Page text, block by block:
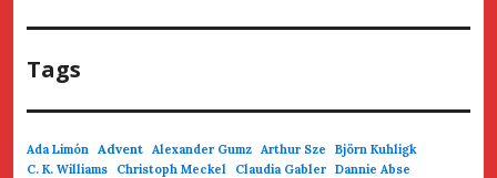
Tags
Ada Limón Advent Alexander Gumz Arthur Sze
Björn Kuhligk
C. K. Williams
Christoph Meckel Claudia Gabler Dannie Abse